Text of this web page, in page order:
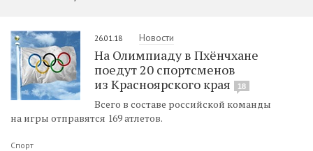
26.01.18 Новости
На Олимпиаду в Пхёнчхане
поедут 20 спортсменов
из Красноярского края
18
Всего в составе российской команды
на игры отправятся 169 атлетов.
Спорт